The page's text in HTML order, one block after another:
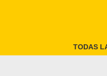
TODAS